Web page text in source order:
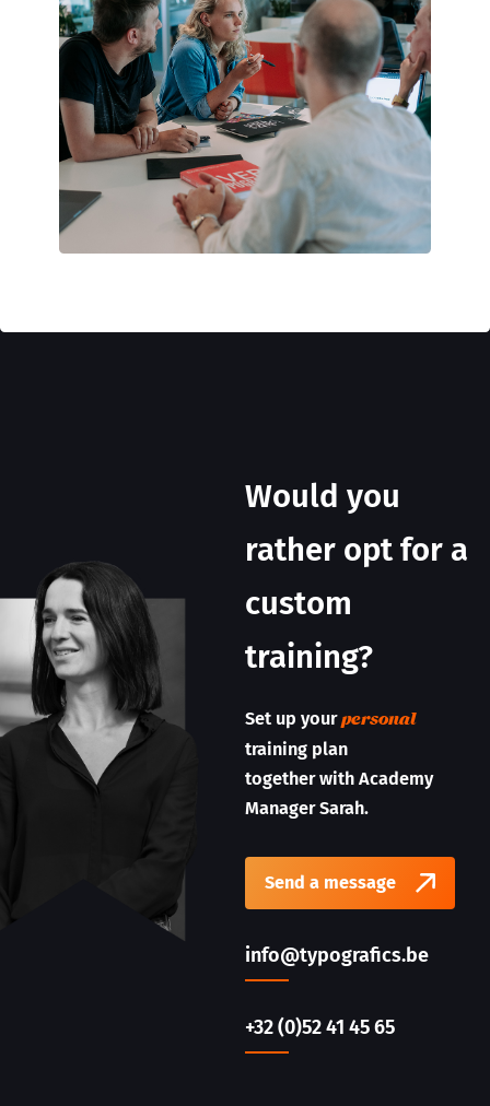
Would you
rather opt for a
custom
training?
Set up yourpersonal
training plan
together with Academy
Manager Sarah.
Send a message
info@typografics.be
+32 (0)52 41 45 65